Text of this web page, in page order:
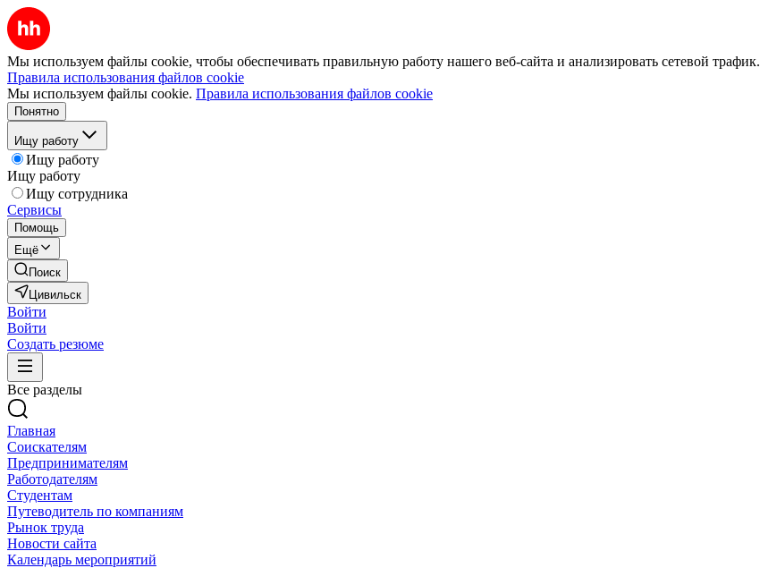
Мы используем файлы cookie, чтобы обеспечивать правильную работу нашего веб-сайта и анализировать сетевой трафик.
Правила использования файлов cookie
Мы используем файлы cookie. Правила использования файлов cookie
Понятно
Ищу работу
Ищу работу
Ищу работу
Ищу сотрудника
Сервисы
Помощь
Ещё
Поиск
Цивильск
Войти
Войти
Создать резюме
Все разделы
Главная
Соискателям
Предпринимателям
Работодателям
Студентам
Путеводитель по компаниям
Рынок труда
Новости сайта
Календарь мероприятий